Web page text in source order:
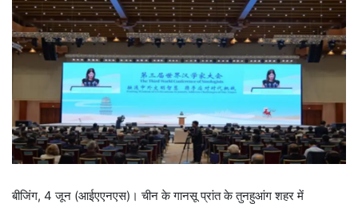
बीजिंग, 4 जून (आईएएनएस)। चीन के गानसू प्रांत के तुनहुआंग शहर में